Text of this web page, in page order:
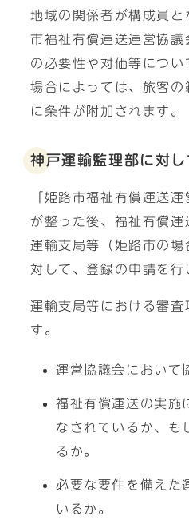
地域の関係者が構成員
市福祉有償運送運営協
の必要性や対価等につい
場合によっては、旅客
に条件が附加されます。
神戸運輸監理部に対し
「姫路市福祉有償運送
が整った後、福祉有償
運輸支局等（姫路市の場
対して、登録の申請を行
運輸支局等における審
す。
運営協議会において
福祉有償運送の実施
なされているか、も
るか。
必要な要件を備えた
いるか。